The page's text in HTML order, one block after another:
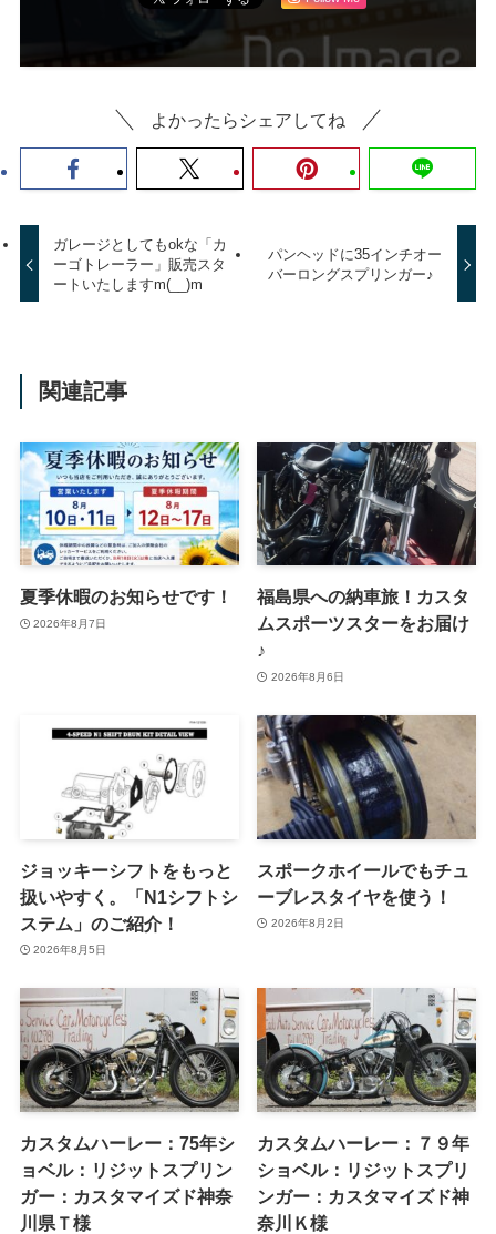
よかったらシェアしてね
ガレージとしてもokな「カ
ーゴトレーラー」販売スタ
ートいたしますm(__)m
パンヘッドに35インチオー
バーロングスプリンガー♪
関連記事
夏季休暇のお知らせです！
2026年8月7日
福島県への納車旅！カスタ
ムスポーツスターをお届け
♪
2026年8月6日
ジョッキーシフトをもっと
扱いやすく。「N1シフトシ
ステム」のご紹介！
2026年8月5日
スポークホイールでもチュ
ーブレスタイヤを使う！
2026年8月2日
カスタムハーレー：75年シ
ョベル：リジットスプリン
ガー：カスタマイズド神奈
川県Ｔ様
カスタムハーレー：７９年
ショベル：リジットスプリ
ンガー：カスタマイズド神
奈川Ｋ様